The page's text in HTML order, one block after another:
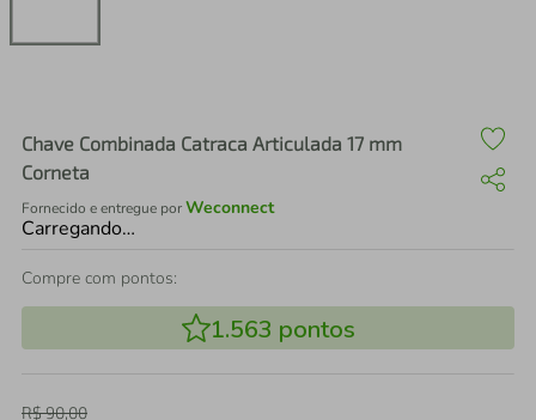
Chave Combinada Catraca Articulada 17 mm
Corneta
Fornecido e entregue porWeconnect
Carregando…
Compre com pontos:
1.563 pontos
R$90,00